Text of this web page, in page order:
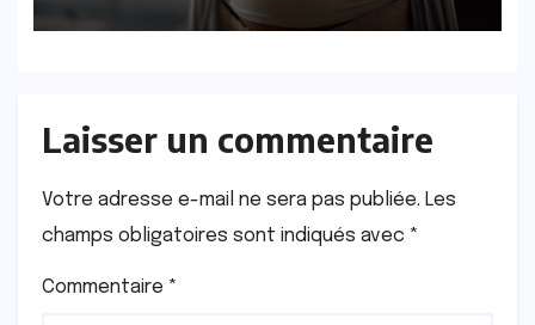
Laisser un commentaire
Votre adresse e-mail ne sera pas publiée. Les
champs obligatoires sont indiqués avec *
Commentaire *